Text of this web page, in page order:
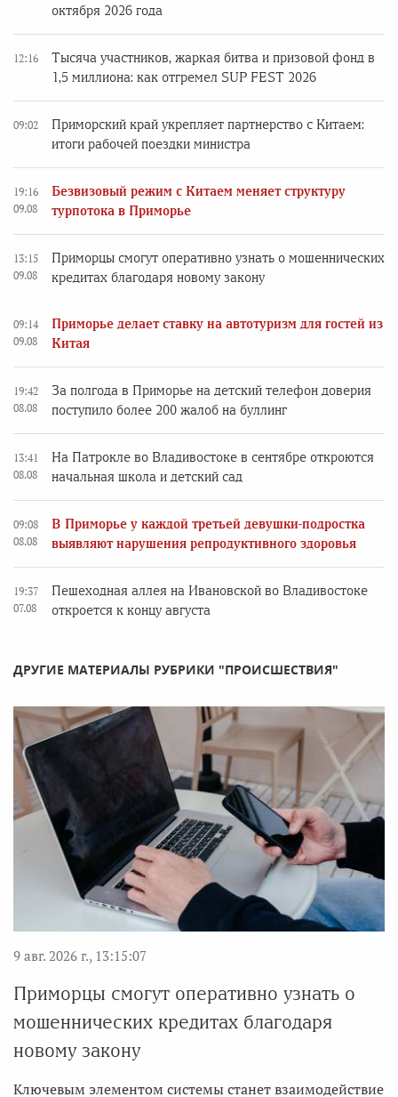
октября 2026 года
12:16
Тысяча участников, жаркая битва и призовой фонд в
1,5 миллиона: как отгремел SUP FEST 2026
09:02
Приморский край укрепляет партнерство с Китаем:
итоги рабочей поездки министра
19:16
09.08
Безвизовый режим с Китаем меняет структуру
турпотока в Приморье
13:15
09.08
Приморцы смогут оперативно узнать о мошеннических
кредитах благодаря новому закону
09:14
09.08
Приморье делает ставку на автотуризм для гостей из
Китая
19:42
08.08
За полгода в Приморье на детский телефон доверия
поступило более 200 жалоб на буллинг
13:41
08.08
На Патрокле во Владивостоке в сентябре откроются
начальная школа и детский сад
09:08
08.08
В Приморье у каждой третьей девушки-подростка
выявляют нарушения репродуктивного здоровья
19:37
07.08
Пешеходная аллея на Ивановской во Владивостоке
откроется к концу августа
ДРУГИЕ МАТЕРИАЛЫ РУБРИКИ "ПРОИСШЕСТВИЯ"
9 авг. 2026 г., 13:15:07
Приморцы смогут оперативно узнать о
мошеннических кредитах благодаря
новому закону
Ключевым элементом системы станет взаимодействие